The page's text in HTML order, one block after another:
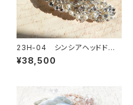
23H-04 シンシアヘッドドレ
ス
¥38,500